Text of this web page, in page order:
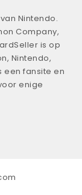
Nintendo.
Company,
is op
Nintendo,
een fansite en
enige